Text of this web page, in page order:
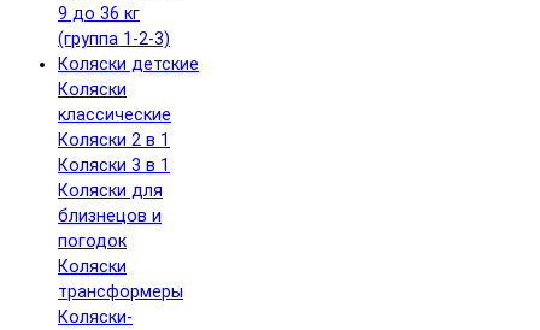
9 до 36 кг
(группа 1-2-3)
Коляски детские
Коляски
классические
Коляски 2 в 1
Коляски 3 в 1
Коляски для
близнецов и
погодок
Коляски
трансформеры
Коляски-